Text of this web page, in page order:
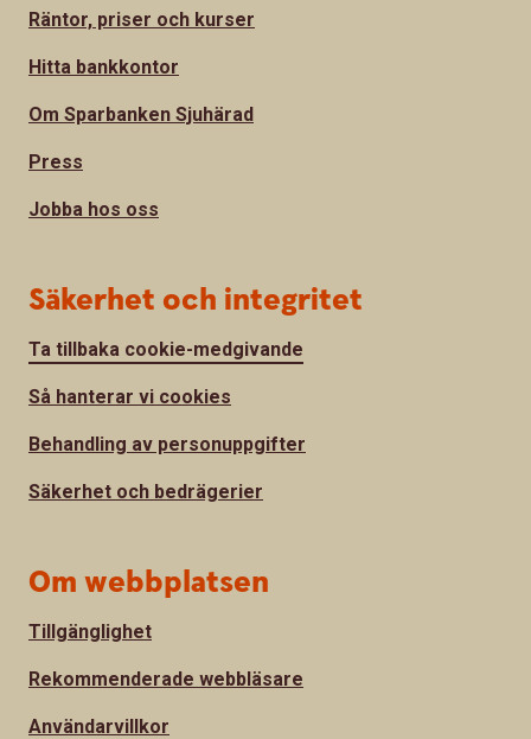
Räntor, priser och kurser
Hitta bankkontor
Om Sparbanken Sjuhärad
Press
Jobba hos oss
Säkerhet och integritet
Ta tillbaka cookie-medgivande
Så hanterar vi cookies
Behandling av personuppgifter
Säkerhet och bedrägerier
Om webbplatsen
Tillgänglighet
Rekommenderade webbläsare
Användarvillkor